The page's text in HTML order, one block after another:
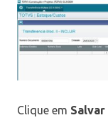
Clique em Salvar